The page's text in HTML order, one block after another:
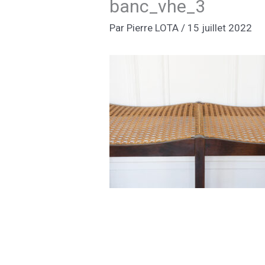
banc_vhe_3
Par Pierre LOTA / 15 juillet 2022